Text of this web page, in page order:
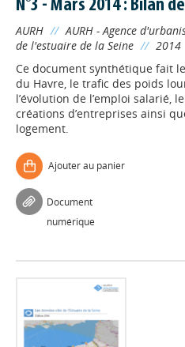
N°3 - Mars 2014 : Bilan
AURH // AURH - Agence
de l'estuaire de la Seine // 2014
Ce document synthétique fait
du Havre, le trafic des poids
l’évolution de l’emploi salarié,
créations d’entreprises ainsi
logement.
Ajouter au panier
Document
numérique